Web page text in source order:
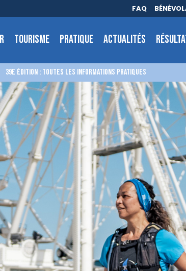
FAQ
TOURISME PRATIQUE ACTUALITÉS
39E ÉDITION : TOUTES LES INFORMATIONS PRATIQUES